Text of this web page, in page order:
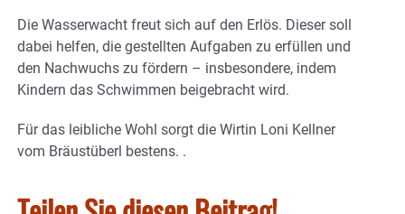
Die Wasserwacht freut sich auf den Erlös. Dieser soll
dabei helfen, die gestellten Aufgaben zu erfüllen und
den Nachwuchs zu fördern – insbesondere, indem
Kindern das Schwimmen beigebracht wird.
Für das leibliche Wohl sorgt die Wirtin Loni Kellner
vom Bräustüberl bestens. .